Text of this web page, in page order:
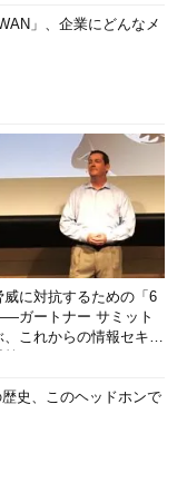
」、企業にどんなメ
威に対抗するための「6
ガートナー サミット
、これからの情報セキュ
史、このヘッドホンで